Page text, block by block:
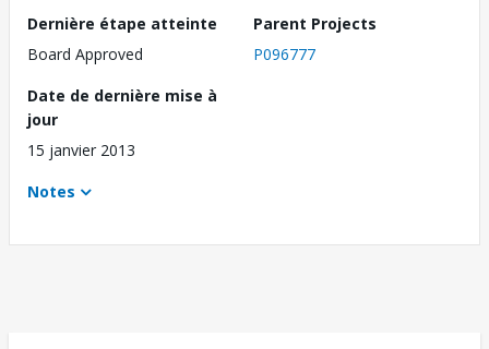
Dernière étape atteinte
Board Approved
Parent Projects
P096777
Date de dernière mise à
jour
15 janvier 2013
Notes